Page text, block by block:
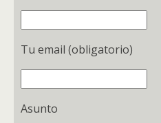
Tu email (obligatorio)
Asunto